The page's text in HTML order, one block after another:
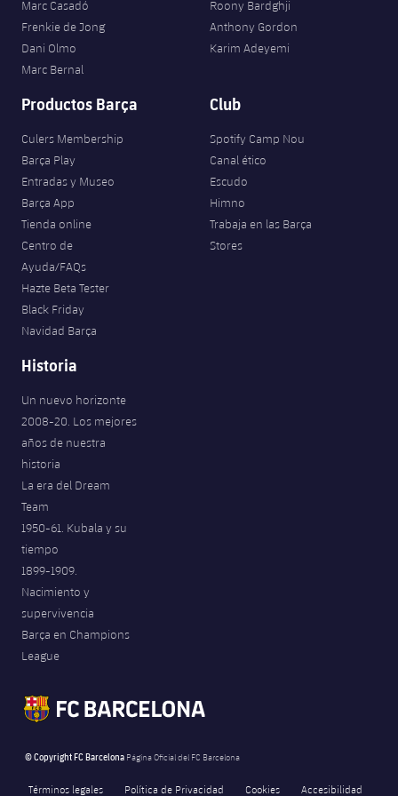
Jugadores
Fotos
Historia
Palmarés
Clasificaciones
Juvenil
Infantil
Alevín
Noticias
Atletismo
plusicon
Actualidad
Femenino
Agenda
Baloncesto en silla de ruedas
Jugadores
Calendario
Resultados
Clasificaciones
plusicon
más
Actualidad
Jugadores
Calendario
Resultados
Hockey hierba
plusicon
más
Noticias
Hockey Hierba Masculino
Hockey Hierba Femenino
Patinaje artístico
Actualidad
Plantilla
Agenda
Escuela de Patinaje
Rugby
plusicon
más
Actualidad
Jugadores
Fotos
Voleibol
Noticias
Apúntate a las amateurs
plusicon
más
PLUSICON
MÁS
VALORANT Game Changers
Marc Casadó
Frenkie de Jong
Dani Olmo
Marc Bernal
Roony Bardghji
Anthony Gordon
Karim Adeyemi
Productos Barça
Culers Membership
Barça Play
Entradas y Museo
Barça App
Tienda online
Centro de
Ayuda/FAQs
Hazte Beta Tester
Black Friday
Navidad Barça
Club
Spotify Camp Nou
Canal ético
Escudo
Himno
Trabaja en las Barça
Stores
Historia
Un nuevo horizonte
2008-20. Los mejores
años de nuestra
historia
La era del Dream
Team
1950-61. Kubala y su
tiempo
1899-1909.
Nacimiento y
supervivencia
Barça en Champions
League
© Copyright FC Barcelona Página Oficial del FC Barcelona
Términos legales Política de Privacidad Cookies Accesibilidad